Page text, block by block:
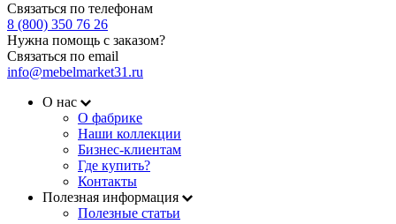
Связаться по телефонам
8 (800) 350 76 26
Нужна помощь с заказом?
Связаться по email
info@mebelmarket31.ru
О нас
О фабрике
Наши коллекции
Бизнес-клиентам
Где купить?
Контакты
Полезная информация
Полезные статьи